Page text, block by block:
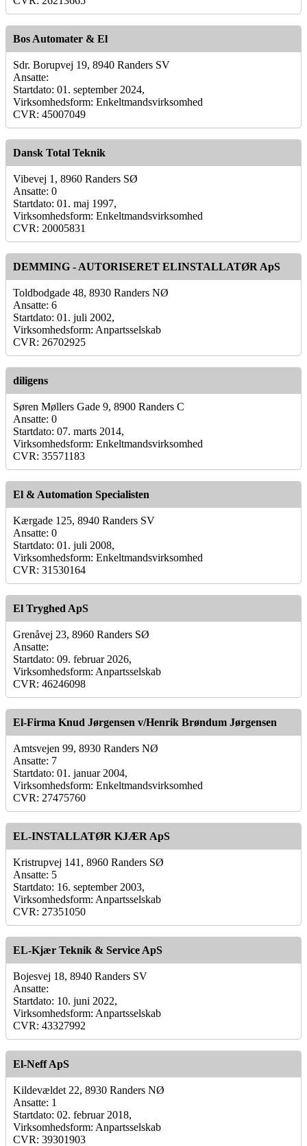
Bos Automater & El
Sdr. Borupvej 19, 8940 Randers SV
Ansatte:
Startdato: 01. september 2024,
Virksomhedsform: Enkeltmandsvirksomhed
CVR: 45007049
Dansk Total Teknik
Vibevej 1, 8960 Randers SØ
Ansatte: 0
Startdato: 01. maj 1997,
Virksomhedsform: Enkeltmandsvirksomhed
CVR: 20005831
DEMMING - AUTORISERET ELINSTALLATØR ApS
Toldbodgade 48, 8930 Randers NØ
Ansatte: 6
Startdato: 01. juli 2002,
Virksomhedsform: Anpartsselskab
CVR: 26702925
diligens
Søren Møllers Gade 9, 8900 Randers C
Ansatte: 0
Startdato: 07. marts 2014,
Virksomhedsform: Enkeltmandsvirksomhed
CVR: 35571183
El & Automation Specialisten
Kærgade 125, 8940 Randers SV
Ansatte: 0
Startdato: 01. juli 2008,
Virksomhedsform: Enkeltmandsvirksomhed
CVR: 31530164
El Tryghed ApS
Grenåvej 23, 8960 Randers SØ
Ansatte:
Startdato: 09. februar 2026,
Virksomhedsform: Anpartsselskab
CVR: 46246098
El-Firma Knud Jørgensen v/Henrik Brøndum Jørgensen
Amtsvejen 99, 8930 Randers NØ
Ansatte: 7
Startdato: 01. januar 2004,
Virksomhedsform: Enkeltmandsvirksomhed
CVR: 27475760
EL-INSTALLATØR KJÆR ApS
Kristrupvej 141, 8960 Randers SØ
Ansatte: 5
Startdato: 16. september 2003,
Virksomhedsform: Anpartsselskab
CVR: 27351050
EL-Kjær Teknik & Service ApS
Bojesvej 18, 8940 Randers SV
Ansatte:
Startdato: 10. juni 2022,
Virksomhedsform: Anpartsselskab
CVR: 43327992
El-Neff ApS
Kildevældet 22, 8930 Randers NØ
Ansatte: 1
Startdato: 02. februar 2018,
Virksomhedsform: Anpartsselskab
CVR: 39301903